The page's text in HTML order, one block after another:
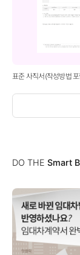
표준 사직서(작성방법
DO THE Smart